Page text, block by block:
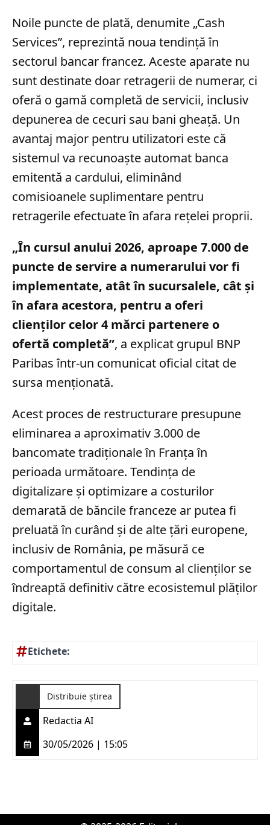
Noile puncte de plată, denumite „Cash
Services”, reprezintă noua tendință în
sectorul bancar francez. Aceste aparate nu
sunt destinate doar retragerii de numerar, ci
oferă o gamă completă de servicii, inclusiv
depunerea de cecuri sau bani gheață. Un
avantaj major pentru utilizatori este că
sistemul va recunoaște automat banca
emitentă a cardului, eliminând
comisioanele suplimentare pentru
retragerile efectuate în afara rețelei proprii.
„În cursul anului 2026, aproape 7.000 de
puncte de servire a numerarului vor fi
implementate, atât în ​​sucursalele, cât și
în afara acestora, pentru a oferi
clienților celor 4 mărci partenere o
ofertă completă”, a explicat grupul BNP
Paribas într-un comunicat oficial citat de
sursa menționată.
Acest proces de restructurare presupune
eliminarea a aproximativ 3.000 de
bancomate tradiționale în Franța în
perioada următoare. Tendința de
digitalizare și optimizare a costurilor
demarată de băncile franceze ar putea fi
preluată în curând și de alte țări europene,
inclusiv de România, pe măsură ce
comportamentul de consum al clienților se
îndreaptă definitiv către ecosistemul plăților
digitale.
Etichete:
Distribuie știrea
Redactia AI
30/05/2026 | 15:05